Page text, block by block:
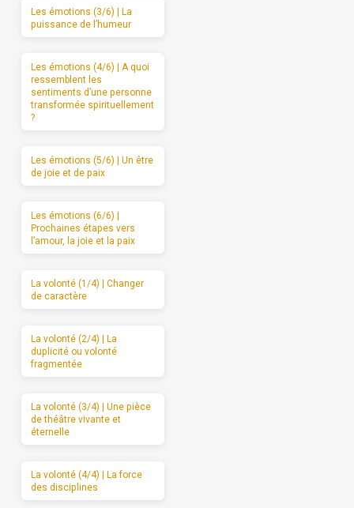
Les émotions (3/6) | La
puissance de l’humeur
Les émotions (4/6) | A quoi
ressemblent les
sentiments d’une personne
transformée spirituellement
?
Les émotions (5/6) | Un être
de joie et de paix
Les émotions (6/6) |
Prochaines étapes vers
l’amour, la joie et la paix
La volonté (1/4) | Changer
de caractère
La volonté (2/4) | La
duplicité ou volonté
fragmentée
La volonté (3/4) | Une pièce
de théâtre vivante et
éternelle
La volonté (4/4) | La force
des disciplines